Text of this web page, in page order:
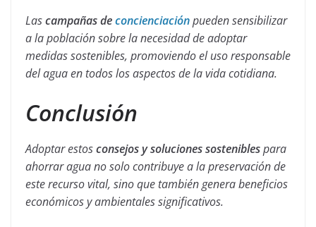
Lascampañas deconcienciaciónpueden sensibilizar
a la población sobre la necesidad de adoptar
medidas sostenibles, promoviendo el uso responsable
del agua en todos los aspectos de la vida cotidiana.
Conclusión
Adoptar estosconsejos y soluciones sosteniblespara
ahorrar agua no solo contribuye a la preservación de
este recurso vital, sino que también genera beneficios
económicos y ambientales significativos.